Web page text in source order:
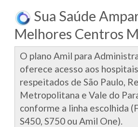
Sua Saúde
Melhores Centros
O plano Amil para
oferece acesso aos
respeitados de São Paulo,
Metropolitana e Vale do
conforme a linha escolhida
S450, S750 ou Amil One).